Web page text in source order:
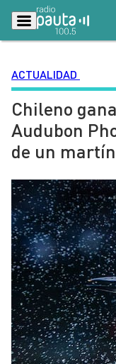
Podcasts
Lo Último
Ciudad
Radio en vivo
Tendencias
Entretención
Dato en Pauta
Contenido
ACTUALIDAD
Chileno
Audubon
de un